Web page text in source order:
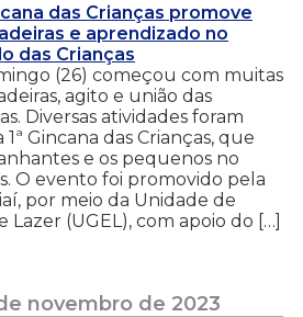
das Crianças promove
e aprendizado no
das Crianças
(26) começou com muitas
agito e união das
Diversas atividades foram
Gincana das Crianças, que
e os pequenos no
O evento foi promovido pela
por meio da Unidade de
Lazer (UGEL), com apoio do […]
novembro de 2023